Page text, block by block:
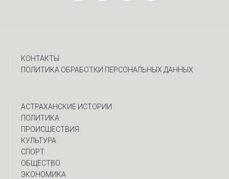
КОНТАКТЫ
ПОЛИТИКА ОБРАБОТКИ ПЕРСОНАЛЬНЫХ ДАННЫХ
АСТРАХАНСКИЕ ИСТОРИИ
ПОЛИТИКА
ПРОИСШЕСТВИЯ
КУЛЬТУРА
СПОРТ
ОБЩЕСТВО
ЭКОНОМИКА